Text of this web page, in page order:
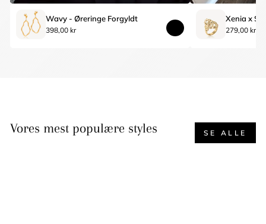
Wavy - Øreringe Forgyldt
398,00 kr 279,00 kr
Vores mest populære styles SE ALLE